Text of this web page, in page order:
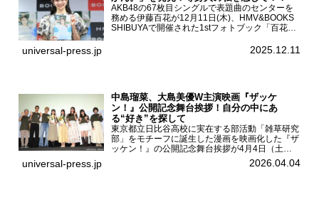
AKB48の67枚目シングルで表題曲のセンターを
務める伊藤百花が12月11日(木)、HMV&BOOKS
SHIBUYAで開催された1stフォトブック「百花ず
した。AKB48伊藤百花1stフォトブッ...
universal-press.jp 2025.12.11
中島瑠菜、大島美優W主演映画『ザッケ
ン！』公開記念舞台挨拶！自分の中にあ
る“好き”を探して
東京都立日比谷高校に実在する部活動「雑草研究
部」をモチーフに誕生した漫画を映画化した『ザ
ッケン！』の公開記念舞台挨拶が4月4日（土）
ユナイテッドシネマお台場で開催され、出演者の
中島瑠菜、大島美優、八神遼介（ICEx）、阿佐
universal-press.jp 2026.04.04